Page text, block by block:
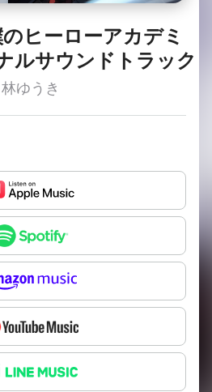
ヒーローアカデミ
ルサウンドトラック
林ゆうき